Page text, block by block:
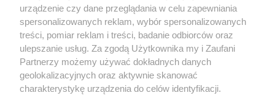
urządzenie czy dane przeglądania w celu zapewniania
spersonalizowanych reklam, wybór spersonalizowanych
treści, pomiar reklam i treści, badanie odbiorców oraz
ulepszanie usług. Za zgodą Użytkownika my i Zaufani
Partnerzy możemy używać dokładnych danych
geolokalizacyjnych oraz aktywnie skanować
charakterystykę urządzenia do celów identyfikacji.